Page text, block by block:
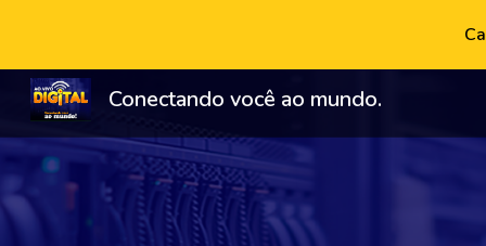
Conectando você ao mundo.